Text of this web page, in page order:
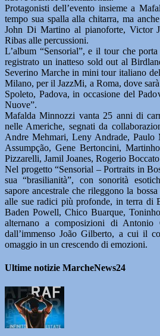
Protagonisti dell’evento insieme a
tempo sua spalla alla chitarra, ma
John Di Martino al pianoforte, Victor
Ribas alle percussioni.
L’album “Sensorial”, e il tour che
registrato un inatteso sold out al
Severino Marche in mini tour italiano
Milano, per il JazzMi, a Roma, dove
Spoleto, Padova, in occasione del
Nuove”.
Mafalda Minnozzi vanta 25 anni di
nelle Americhe, segnati da
Andre Mehmari, Leny Andrade,
Assumpção, Gene Bertoncini,
Pizzarelli, Jamil Joanes, Rogerio
Nel progetto “Sensorial – Portraits in
sua “brasilianità”, con sonorità
sapore ancestrale che rileggono la
alle sue radici più profonde, in terra di
Baden Powell, Chico Buarque,
alternano a composizioni di Antonio
dall’immenso João Gilberto, a cui il
omaggio in un crescendo di emozioni.
Ultime notizie MarcheNews24